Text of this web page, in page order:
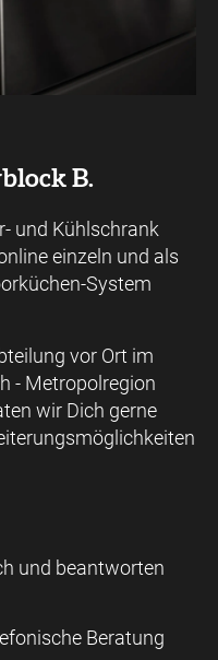
B.
und Kühlschrank
einzeln und als
System
vor Ort im
- Metropolregion
wir Dich gerne
und beantworten
Beratung